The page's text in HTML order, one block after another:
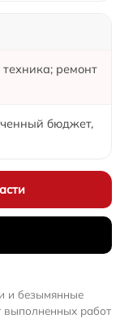
ремонт
бюджет,
и безымянные
работ